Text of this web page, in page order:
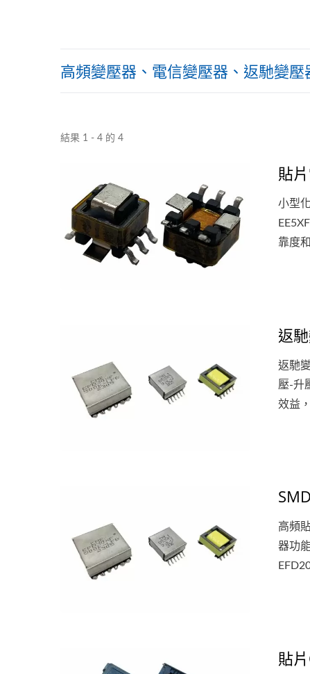
高頻變壓器、電信變壓器、返馳變壓
結果 1 - 4 的 4
貼
小型
靠度
返
返馳
壓-升
效益
高頻
器功
貼